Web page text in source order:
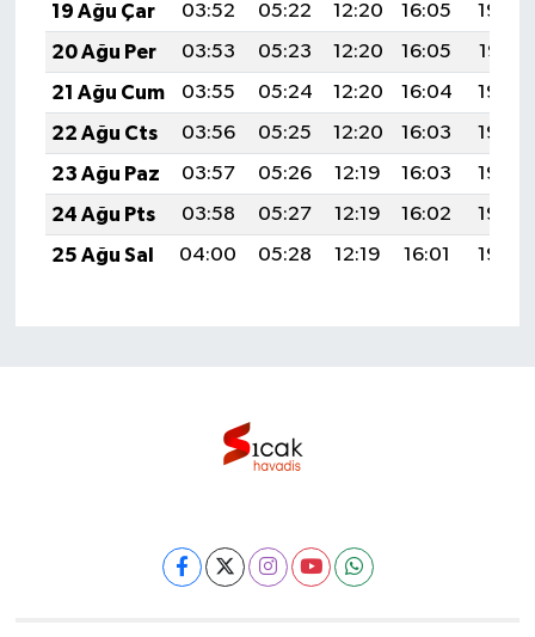
19 Ağu Çar
03:52 05:22 12:20 16:05
19:08
20 Ağu Per
03:53 05:23 12:20 16:05
19:07
21 Ağu Cum
03:55 05:24 12:20 16:04
19:06
22 Ağu Cts
03:56 05:25 12:20 16:03
19:04
23 Ağu Paz
03:57 05:26 12:19 16:03
19:03
24 Ağu Pts
03:58 05:27 12:19 16:02
19:02
25 Ağu Sal
04:00 05:28 12:19 16:01 19:00